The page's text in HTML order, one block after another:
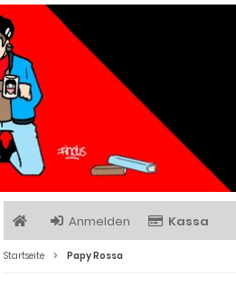
Anmelden Kassa
Startseite Papy Rossa